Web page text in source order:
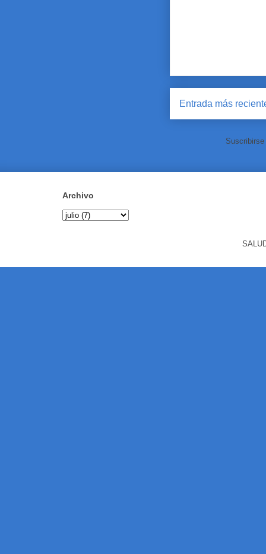
Entrada más
Archivo